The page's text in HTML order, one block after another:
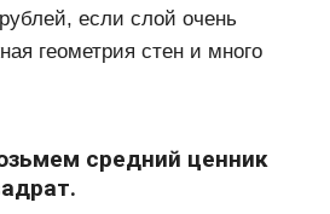
если слой очень
геометрия стен и много
средний ценник